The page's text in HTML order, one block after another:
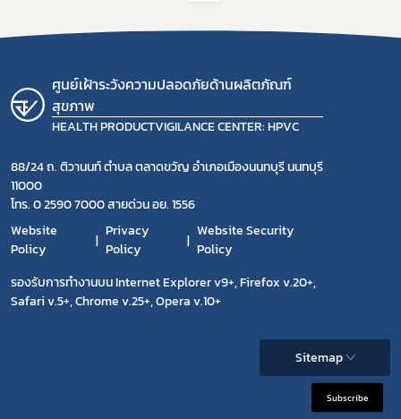
ศูนย์เฝ้าระวังความปลอดภัยด้านผลิตภัณฑ์
สุขภาพ
HEALTH PRODUCTVIGILANCE CENTER: HPVC
88/24 ถ. ติวานนท์ ตำบล ตลาดขวัญ อำเภอเมืองนนทบุรี นนทบุรี
11000
โทร. 0 2590 7000 สายด่วน อย. 1556
Website
Policy
Privacy
Policy
Website Security
Policy
รองรับการทำงานบน Internet Explorer v9+, Firefox v.20+,
Safari v.5+, Chrome v.25+, Opera v.10+
Sitemap
Subscribe